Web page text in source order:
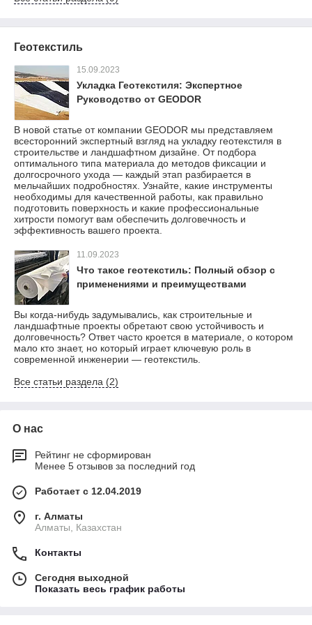
Геотекстиль
15.09.2023
Укладка Геотекстиля: Экспертное
Руководство от GEODOR
В новой статье от компании GEODOR мы представляем
всесторонний экспертный взгляд на укладку геотекстиля в
строительстве и ландшафтном дизайне. От подбора
оптимального типа материала до методов фиксации и
долгосрочного ухода — каждый этап разбирается в
мельчайших подробностях. Узнайте, какие инструменты
необходимы для качественной работы, как правильно
подготовить поверхность и какие профессиональные
хитрости помогут вам обеспечить долговечность и
эффективность вашего проекта.
11.09.2023
Что такое геотекстиль: Полный обзор с
применениями и преимуществами
Вы когда-нибудь задумывались, как строительные и
ландшафтные проекты обретают свою устойчивость и
долговечность? Ответ часто кроется в материале, о котором
мало кто знает, но который играет ключевую роль в
современной инженерии — геотекстиль.
Все статьи раздела (2)
О нас
Рейтинг не сформирован
Менее 5 отзывов за последний год
Работает с 12.04.2019
г. Алматы
Алматы, Казахстан
Контакты
Сегодня выходной
Показать весь график работы